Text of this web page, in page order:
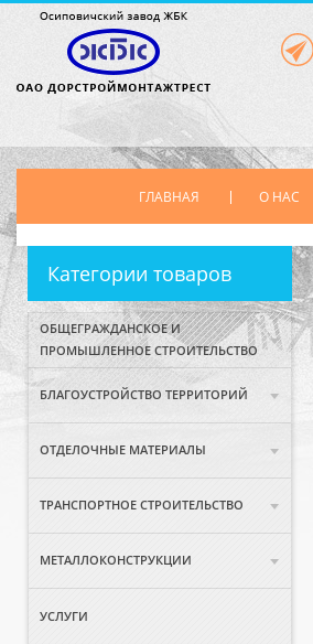
ГЛАВНАЯ О НАС
Категории товаров
ОБЩЕГРАЖДАНСКОЕ И
ПРОМЫШЛЕННОЕ СТРОИТЕЛЬСТВО
БЛАГОУСТРОЙСТВО ТЕРРИТОРИЙ
ОТДЕЛОЧНЫЕ МАТЕРИАЛЫ
ТРАНСПОРТНОЕ СТРОИТЕЛЬСТВО
МЕТАЛЛОКОНСТРУКЦИИ
УСЛУГИ